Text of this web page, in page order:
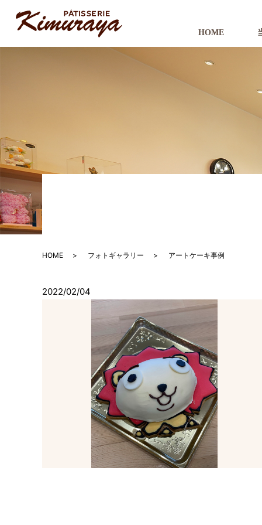
HOME
HOME フォトギャラリー アートケーキ事例
2022/02/04